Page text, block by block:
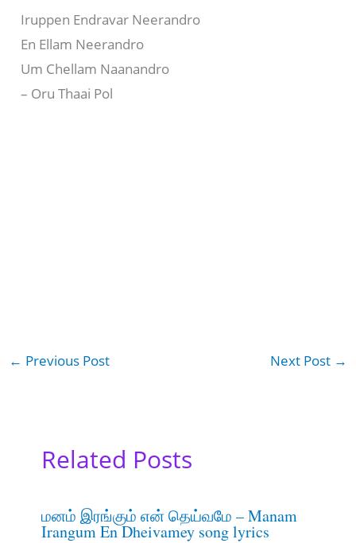
Iruppen Endravar Neerandro
En Ellam Neerandro
Um Chellam Naanandro
– Oru Thaai Pol
← Previous Post Next Post →
Related Posts
மனம் இரங்கும் என் தெய்வமே – Manam
Irangum En Dheivamey song lyrics